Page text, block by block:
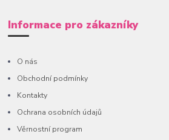
Informace pro zákazníky
O nás
Obchodní podmínky
Kontakty
Ochrana osobních údajů
Věrnostní program